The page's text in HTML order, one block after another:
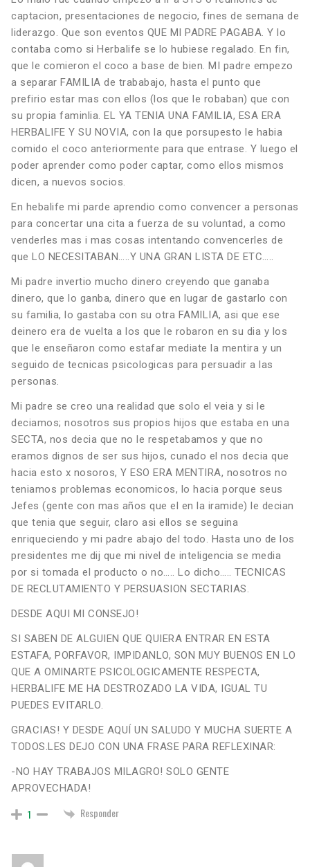
captacion, presentaciones de negocio, fines de semana de
liderazgo. Que son eventos QUE MI PADRE PAGABA. Y lo
contaba como si Herbalife se lo hubiese regalado. En fin,
que le comieron el coco a base de bien. MI padre empezo
a separar FAMILIA de trababajo, hasta el punto que
prefirio estar mas con ellos (los que le robaban) que con
su propia faminlia. EL YA TENIA UNA FAMILIA, ESA ERA
HERBALIFE Y SU NOVIA, con la que porsupesto le habia
comido el coco anteriormente para que entrase. Y luego el
poder aprender como poder captar, como ellos mismos
dicen, a nuevos socios.
En hebalife mi parde aprendio como convencer a personas
para concertar una cita a fuerza de su voluntad, a como
venderles mas i mas cosas intentando convencerles de
que LO NECESITABAN…..Y UNA GRAN LISTA DE ETC…..
Mi padre invertio mucho dinero creyendo que ganaba
dinero, que lo ganba, dinero que en lugar de gastarlo con
su familia, lo gastaba con su otra FAMILIA, asi que ese
deinero era de vuelta a los que le robaron en su dia y los
que le enseñaron como estafar mediate la mentira y un
seguido de tecnicas psicologicas para persuadir a las
personas.
Mi padre se creo una realidad que solo el veia y si le
deciamos; nosotros sus propios hijos que estaba en una
SECTA, nos decia que no le respetabamos y que no
eramos dignos de ser sus hijos, cunado el nos decia que
hacia esto x nosoros, Y ESO ERA MENTIRA, nosotros no
teniamos problemas economicos, lo hacia porque seus
Jefes (gente con mas años que el en la iramide) le decian
que tenia que seguir, claro asi ellos se seguina
enriqueciendo y mi padre abajo del todo. Hasta uno de los
presidentes me dij que mi nivel de inteligencia se media
por si tomada el producto o no….. Lo dicho….. TECNICAS
DE RECLUTAMIENTO Y PERSUASION SECTARIAS.
DESDE AQUI MI CONSEJO!
SI SABEN DE ALGUIEN QUE QUIERA ENTRAR EN ESTA
ESTAFA, PORFAVOR, IMPIDANLO, SON MUY BUENOS EN LO
QUE A OMINARTE PSICOLOGICAMENTE RESPECTA,
HERBALIFE ME HA DESTROZADO LA VIDA, IGUAL TU
PUEDES EVITARLO.
GRACIAS! Y DESDE AQUÍ UN SALUDO Y MUCHA SUERTE A
TODOS.LES DEJO CON UNA FRASE PARA REFLEXINAR:
-NO HAY TRABAJOS MILAGRO! SOLO GENTE
APROVECHADA!
1 Responder